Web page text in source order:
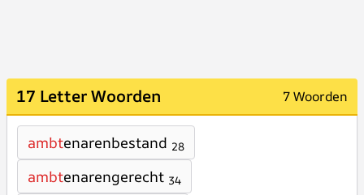
17 Letter Woorden 7 Woorden
ambtenarenbestand 28
ambtenarengerecht 34